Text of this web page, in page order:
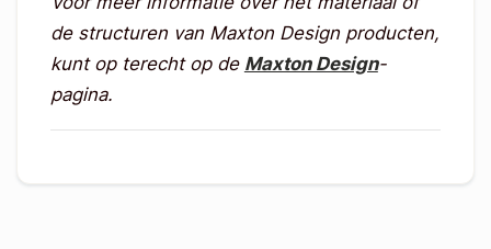
de structuren van Maxton Design producten,
kunt op terecht op de Maxton Design-
pagina.